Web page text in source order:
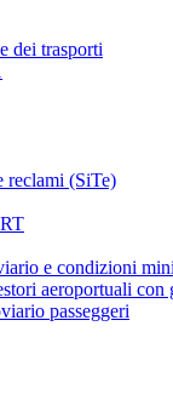
dei trasporti
reclami (SiTe)
e condizioni
aeroportuali con
passeggeri